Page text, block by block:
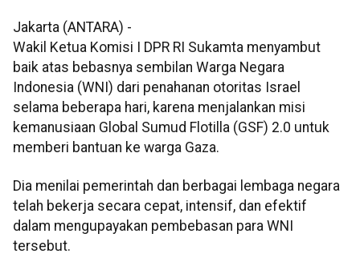
Jakarta (ANTARA) -
Wakil Ketua Komisi I DPR RI Sukamta menyambut
baik atas bebasnya sembilan Warga Negara
Indonesia (WNI) dari penahanan otoritas Israel
selama beberapa hari, karena menjalankan misi
kemanusiaan Global Sumud Flotilla (GSF) 2.0 untuk
memberi bantuan ke warga Gaza.
Dia menilai pemerintah dan berbagai lembaga negara
telah bekerja secara cepat, intensif, dan efektif
dalam mengupayakan pembebasan para WNI
tersebut.